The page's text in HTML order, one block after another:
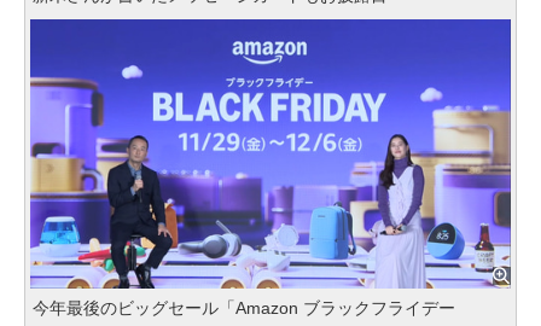
今年最後のビッグセール「Amazon ブラックフライデー